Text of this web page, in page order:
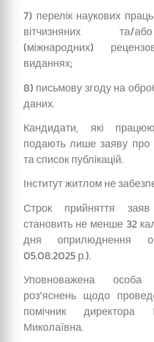
7) перелік наукових
вітчизняних та/
(міжнародних)
виданнях;
8) письмову згоду на
даних.
Кандидати, які
подають лише заяву про
та список публікацій.
Інститут житлом не
Строк прийняття
становить не менше 32
дня оприлюднення
05.08.2025 р.).
Уповноважена
роз’яснень щодо
помічник
Миколаївна.